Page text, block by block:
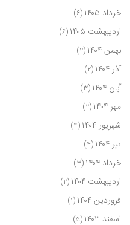
خرداد ۱۴۰۵ (۶)
اردیبهشت ۱۴۰۵ (۶)
بهمن ۱۴۰۴ (۲)
آذر ۱۴۰۴ (۲)
آبان ۱۴۰۴ (۳)
مهر ۱۴۰۴ (۲)
شهریور ۱۴۰۴ (۴)
تیر ۱۴۰۴ (۴)
خرداد ۱۴۰۴ (۳)
اردیبهشت ۱۴۰۴ (۲)
فروردین ۱۴۰۴ (۱)
اسفند ۱۴۰۳ (۵)